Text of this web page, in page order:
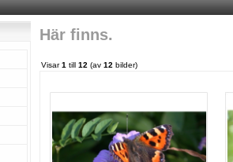
Här finns.
Visar1 till 12 (av 12 bilder)